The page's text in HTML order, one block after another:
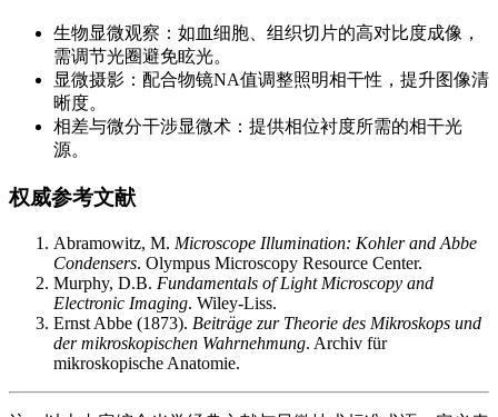
生物显微观察：如血细胞、组织切片的高对比度成像，
需调节光圈避免眩光。
显微摄影：配合物镜NA值调整照明相干性，提升图像清
晰度。
相差与微分干涉显微术：提供相位衬度所需的相干光
源。
权威参考文献
Abramowitz, M. Microscope Illumination: Kohler and Abbe
Condensers. Olympus Microscopy Resource Center.
Murphy, D.B. Fundamentals of Light Microscopy and
Electronic Imaging. Wiley-Liss.
Ernst Abbe (1873). Beiträge zur Theorie des Mikroskops und
der mikroskopischen Wahrnehmung. Archiv für
mikroskopische Anatomie.